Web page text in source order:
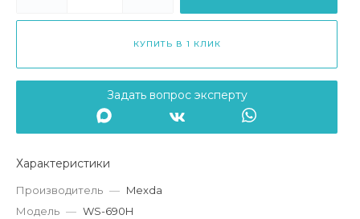
КУПИТЬ В 1 КЛИК
Задать вопрос эксперту
Характеристики
Производитель — Mexda
Модель — WS-690H